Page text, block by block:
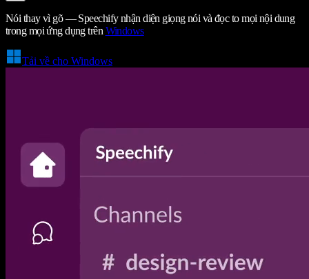
Nói thay vì gõ — Speechify nhận diện giọng nói và đọc to mọi nội dung
trong mọi ứng dụng trên Windows
Tải về cho Windows